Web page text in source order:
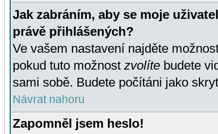
Jak zabráním, aby se moje
právě přihlášených?
Ve vašem nastavení najděte
pokud tuto možnost zvolíte budete
sami sobě. Budete počítáni jako
Návrat nahoru
Zapomněl jsem heslo!